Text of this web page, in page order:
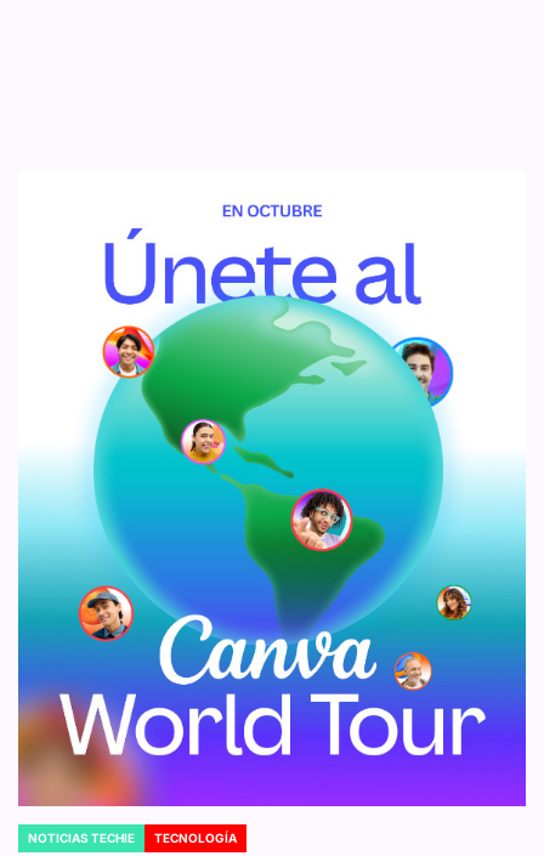
POSTED
NOTICIAS TECHIE TECNOLOGÍA